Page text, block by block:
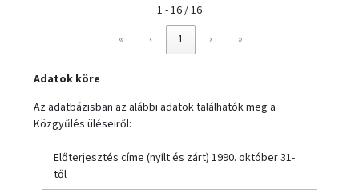
1 - 16 / 16
«
‹ 1 › »
Adatok köre
Az adatbázisban az alábbi adatok találhatók meg a
Közgyűlés üléseiről:
Előterjesztés címe (nyílt és zárt) 1990. október 31-
től